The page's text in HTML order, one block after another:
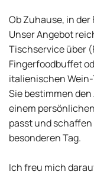
Ob Zuhause, in
Unser Angebot
Tischservice über
Fingerfoodbuffet
italienischen
Sie bestimmen
einem
passt und
besonderen Tag.
Ich freu mich